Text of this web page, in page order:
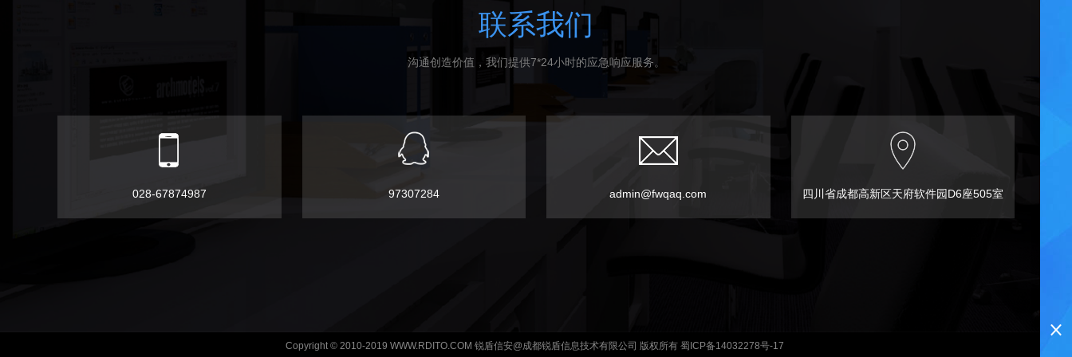
联系我们
沟通创造价值，我们提供7*24小时的应急响应服务。
028-67874987 97307284 admin@fwqaq.com 四川省成都高新区天府软件园D6座505室
Copyright © 2010-2019 WWW.RDITO.COM 锐盾信安@成都锐盾信息技术有限公司 版权所有 蜀ICP备14032278号-17